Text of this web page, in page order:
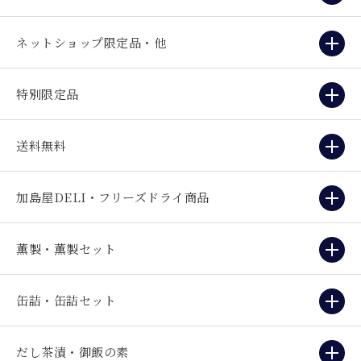
ネットショップ限定品・他
特別限定品
送料無料
加島屋DELI・フリーズドライ商品
薫製・薫製セット
缶詰・缶詰セット
だし茶漬・御飯の素